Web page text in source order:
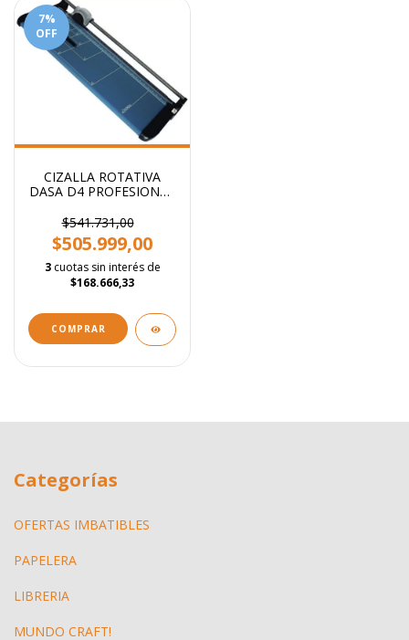
7%
OFF
CIZALLA ROTATIVA
DASA D4 PROFESIONAL
$541.731,00
$505.999,00
3 cuotas sin interés de
$168.666,33
Categorías
OFERTAS IMBATIBLES
PAPELERA
LIBRERIA
MUNDO CRAFT!